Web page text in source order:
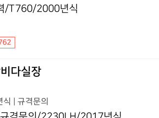
/T760/2000년식
다실장
| 규격문의